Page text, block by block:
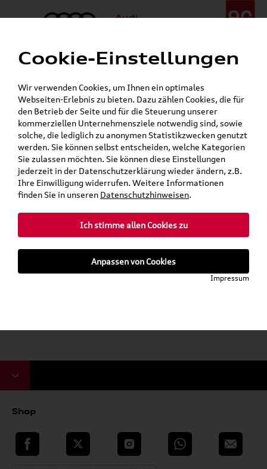
Menü
24h-Pannenhilfe:+49 (0)171 / 870 72 87
Gerade geöffnet
Verkauf:
Mo. - Fr. 08:00 - 19:00 Uhr Sa. 09:00 - 13:00 Uhr
Service:Mo. - Fr. 06:00 - 20:00 Uhr Sa. 08:00 - 13:00 Uhr
Jetzt sparen bei unseren
Dachboxen!
Grundträger zum Schnäppchenpreis
Shop
teilen Twitter Instagram WhatsApp E-Mail
Cookie-Einstellungen
Wir verwenden Cookies, um Ihnen ein optimales
Webseiten-Erlebnis zu bieten. Dazu zählen Cookies, die für
den Betrieb der Seite und für die Steuerung unserer
kommerziellen Unternehmensziele notwendig sind, sowie
solche, die lediglich zu anonymen Statistikzwecken genutzt
werden. Sie können selbst entscheiden, welche Kategorien
Sie zulassen möchten. Sie können diese Einstellungen
jederzeit in der Datenschutzerklärung wieder ändern, z.B.
Ihre Einwilligung widerrufen. Weitere Informationen
finden Sie in unseren Datenschutzhinweisen.
Ich stimme allen Cookies zu
Anpassen von Cookies
Impressum